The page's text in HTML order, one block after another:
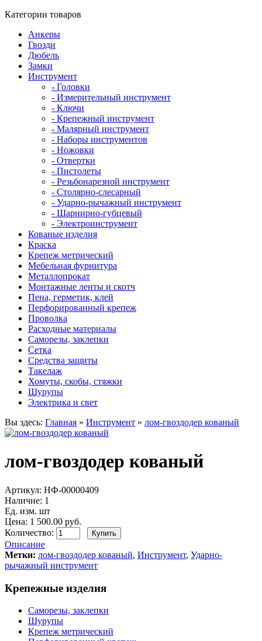
Категории товаров
Анкеры
Гвозди
Дюбель
Замки
Инструмент
- Головки
- Измерительный инструмент
- Ключи
- Крепежный инструмент
- Малярный инструмент
- Наборы инструментов
- Ножовки
- Отвертки
- Пистолеты
- Резьбонарезной инструмент
- Столярно-слесарный
- Ударно-рычажный инструмент
- Шарнирно-губцевый
- Электроинструмент
Кованые изделия
Краска
Крепеж метрический
Мебельная фурнитура
Металлопрокат
Монтажные ленты и скотч
Пена, герметик, клей
Перфорированный крепеж
Проволка
Расходные материалы
Саморезы, заклепки
Сетка
Средства защиты
Такелаж
Хомуты, скобы, стяжки
Шурупы
Электрика и свет
Вы здесь: Главная » Инструмент » лом-гвоздодер кованый
лом-гвоздодер кованый
Артикул: НФ-00000409
Наличие: 1
Ед. изм. шт
Цена: 1 500.00 руб.
Количество:
Описание
Метки: лом-гвоздодер кованый, Инструмент, Ударно-
рычажный инструмент
Крепежные изделия
Саморезы, заклепки
Шурупы
Крепеж метрический